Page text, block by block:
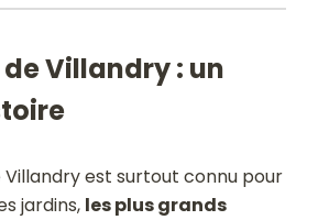
Villandry : un
Villandry est surtout connu pour
jardins, les plus grands